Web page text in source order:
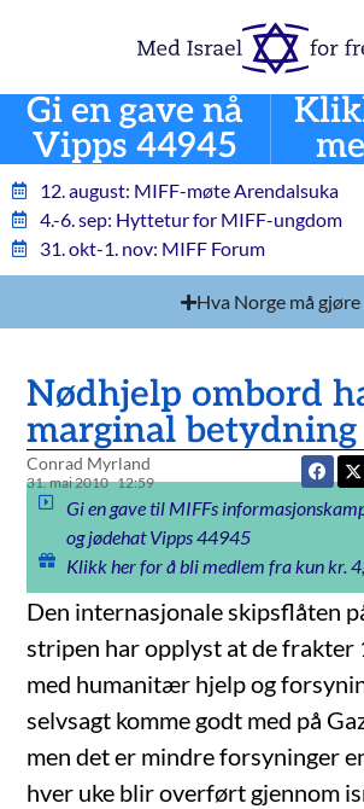
Gi en gave nå
Vipps 44945
12. august: MIFF-møte Arendalsuka
4.-6. sep: Hyttetur for MIFF-ungdom
31. okt-1. nov: MIFF Forum
Hva Norge må gjøre
Nødhjelp ombord
marginal betydning
Conrad Myrland
31. mai 2010 12:59
Gi en gave til MIFFs
og jødehat Vipps 44945
Klikk her for å bli medlem fra kun kr.
Den internasjonale skipsflåten
stripen har opplyst at de frakter
med humanitær hjelp og
selvsagt komme godt med på
men det er mindre forsyninger
hver uke blir overført gjennom